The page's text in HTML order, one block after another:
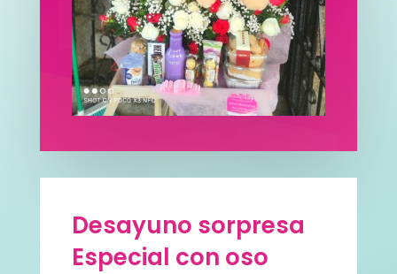
Desayuno sorpresa
Especial con oso